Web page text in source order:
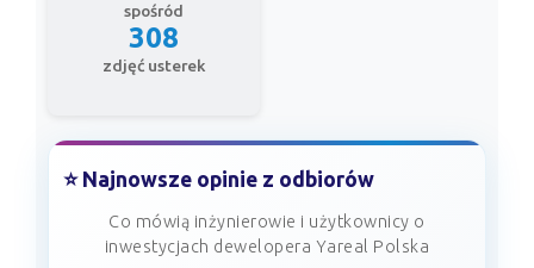
spośród
308
zdjęć usterek
⭐ Najnowsze opinie z odbiorów
Co mówią inżynierowie i użytkownicy o
inwestycjach dewelopera Yareal Polska